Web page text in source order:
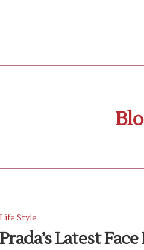
Posted
In
Life Style
Prada’s Latest